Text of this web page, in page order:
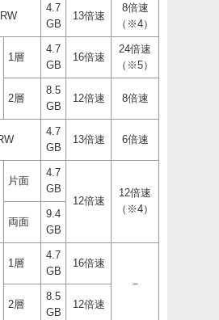
4.7
GB
13倍速
8倍速
（※4）
1層
4.7
GB
16倍速
24倍速
（※5）
2層
8.5
GB
12倍速 8倍速
4.7
GB
13倍速 6倍速
片面
4.7
GB
12倍速
12倍速
（※4）
両面
9.4
GB
1層
4.7
GB
16倍速
－
2層
8.5
GB
12倍速